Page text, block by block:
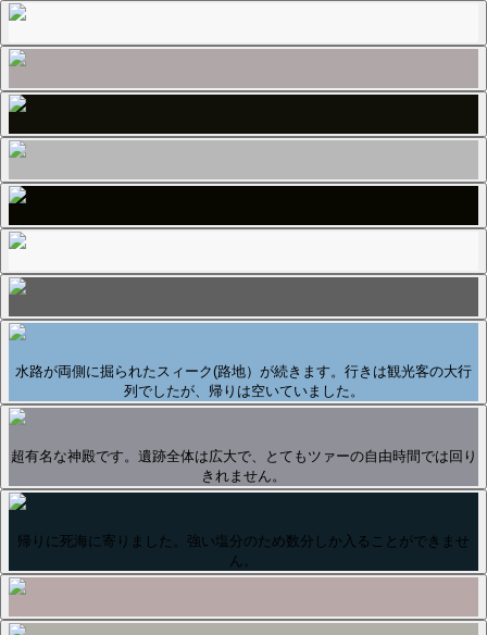
水路が両側に掘られたスィーク(路地）が続きます。行きは観光客の大行
列でしたが、帰りは空いていました。
超有名な神殿です。遺跡全体は広大で、とてもツァーの自由時間では回り
きれません。
帰りに死海に寄りました。強い塩分のため数分しか入ることができませ
ん。